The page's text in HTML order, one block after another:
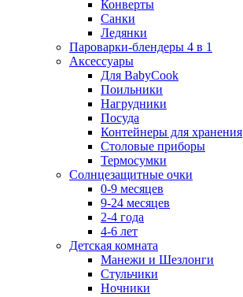
Конверты
Санки
Ледянки
Пароварки-блендеры 4 в 1
Аксессуары
Для BabyCook
Поильники
Нагрудники
Посуда
Контейнеры для хранения
Столовые приборы
Термосумки
Солнцезащитные очки
0-9 месяцев
9-24 месяцев
2-4 года
4-6 лет
Детская комната
Манежи и Шезлонги
Стульчики
Ночники